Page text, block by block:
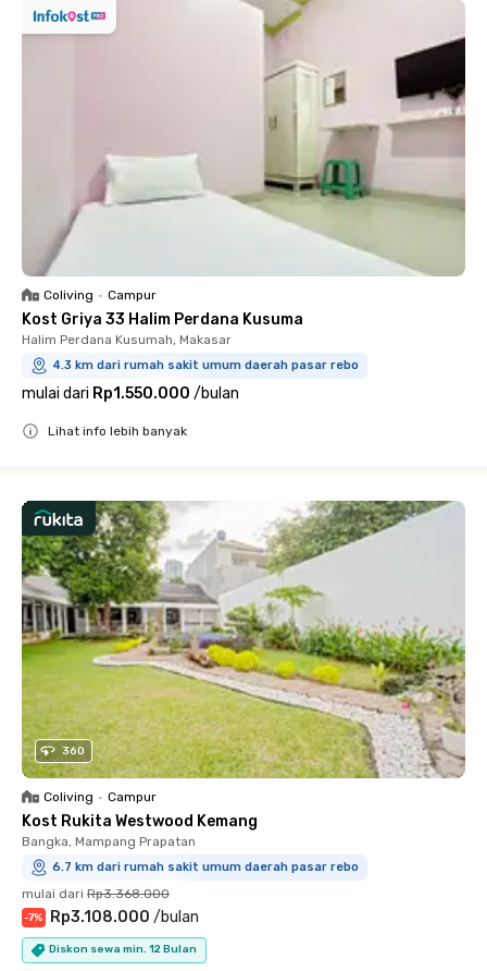
Coliving • Campur
Kost Griya 33 Halim Perdana Kusuma
Halim Perdana Kusumah, Makasar
4.3 km dari rumah sakit umum daerah pasar rebo
mulai dari Rp1.550.000 /bulan
Lihat info lebih banyak
360
Coliving • Campur
Kost Rukita Westwood Kemang
Bangka, Mampang Prapatan
6.7 km dari rumah sakit umum daerah pasar rebo
mulai dari Rp3.368.000
-7% Rp3.108.000 /bulan
Diskon sewa min. 12 Bulan